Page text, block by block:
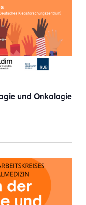
und Onkologie